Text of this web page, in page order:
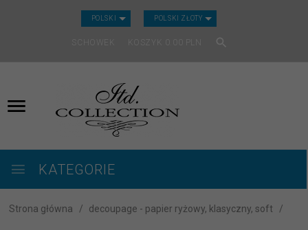
POLSKI CURRENCY_H
POLSKI ZŁOTY
SCHOWEK KOSZYK
KATEGORIE
Strona główna decoupage - papier ryżowy, klasyczny, soft